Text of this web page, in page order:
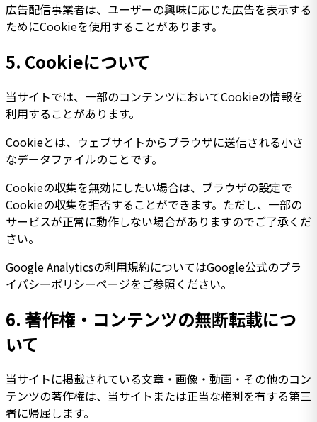
広告配信事業者は、ユーザーの興味に応じた広告を表示する
ためにCookieを使用することがあります。
5. Cookieについて
当サイトでは、一部のコンテンツにおいてCookieの情報を
利用することがあります。
Cookieとは、ウェブサイトからブラウザに送信される小さ
なデータファイルのことです。
Cookieの収集を無効にしたい場合は、ブラウザの設定で
Cookieの収集を拒否することができます。ただし、一部の
サービスが正常に動作しない場合がありますのでご了承くだ
さい。
Google Analyticsの利用規約についてはGoogle公式のプラ
イバシーポリシーページをご参照ください。
6. 著作権・コンテンツの無断転載につ
いて
当サイトに掲載されている文章・画像・動画・その他のコン
テンツの著作権は、当サイトまたは正当な権利を有する第三
者に帰属します。